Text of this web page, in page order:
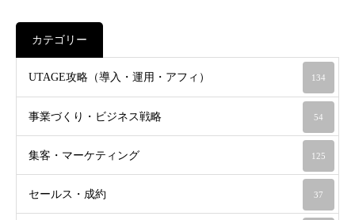
カテゴリー
UTAGE攻略（導入・運用・アフィ） 134
事業づくり・ビジネス戦略 54
集客・マーケティング 125
セールス・成約 37